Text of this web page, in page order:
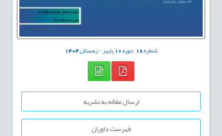
شماره18 دوره10پاییز - زمستان1404
ارسال مقاله به نشریه
فهرست داوران